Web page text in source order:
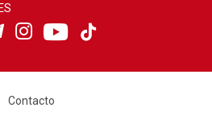
Contacto